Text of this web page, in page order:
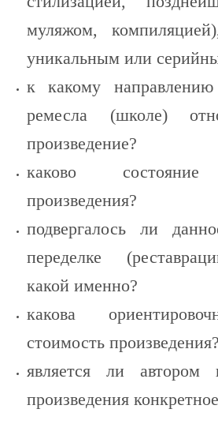
муляжом,
уникальным или
к какому
ремесла (школе)
произведение?
каково состояние
произведения?
подвергалось ли
переделке
какой именно?
какова
стоимость произведения?
является ли автором
произведения